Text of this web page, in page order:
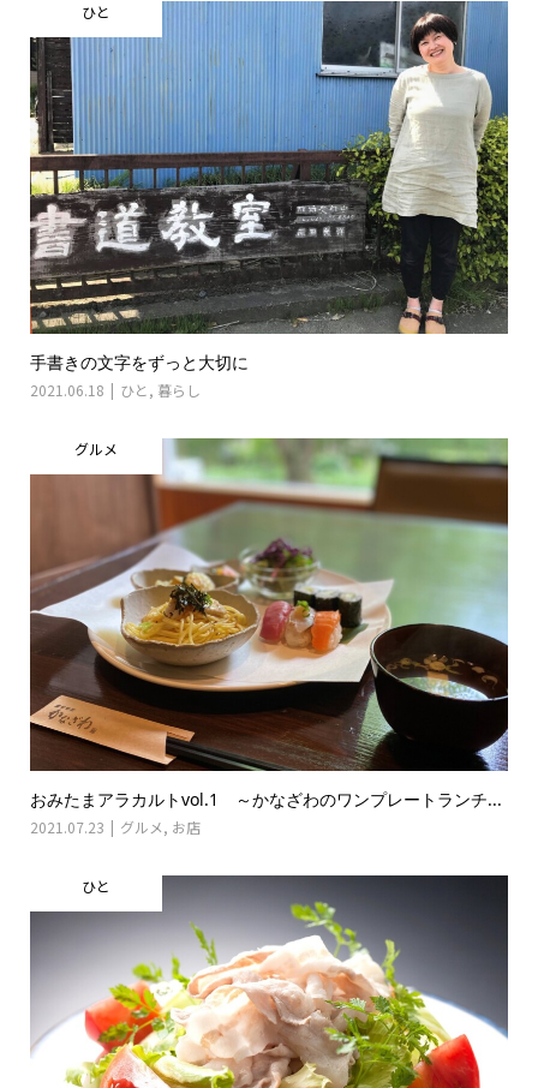
ひと
手書きの文字をずっと大切に
2021.06.18 ひと , 暮らし
グルメ
おみたまアラカルトvol.1 ～かなざわのワンプレートランチ...
2021.07.23 グルメ, お店
ひと